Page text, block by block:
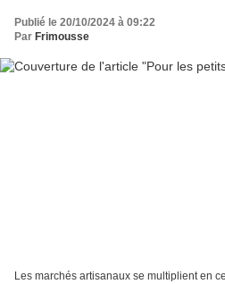
Publié le 20/10/2024 à 09:22
Par Frimousse
Les marchés artisanaux se multiplient en